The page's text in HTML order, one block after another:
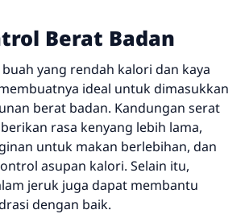
Berat Badan
yang rendah kalori dan kaya
ideal untuk dimasukkan
berat badan. Kandungan serat
rasa kenyang lebih lama,
untuk makan berlebihan, dan
asupan kalori. Selain itu,
jeruk juga dapat membantu
dengan baik.